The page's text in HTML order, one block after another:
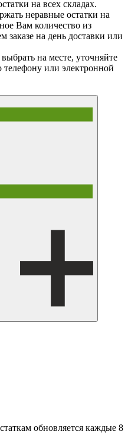
на всех складах.
неравные остатки на
Вам количество из
на день доставки или
на месте, уточняйте
или электронной
обновляется каждые 8